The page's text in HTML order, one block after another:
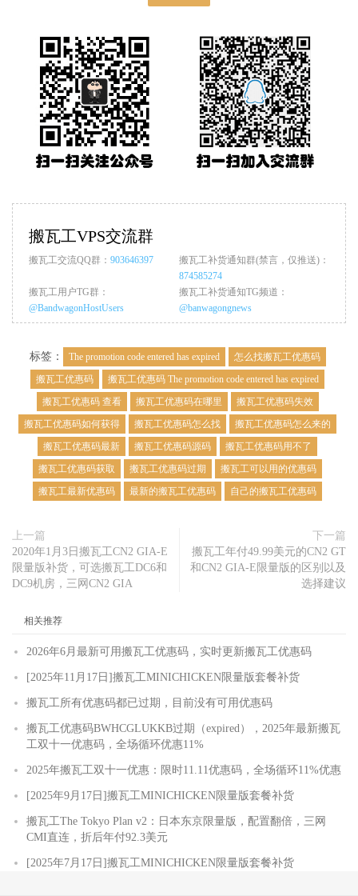
搬瓦工VPS交流群
搬瓦工交流QQ群： 903646397
搬瓦工补货通知群(禁言，仅推送)：
874585274
搬瓦工用户TG群：
@BandwagonHostUsers
搬瓦工补货通知TG频道：
@banwagongnews
标签： The promotion code entered has expired
怎么找搬瓦工优惠码
搬瓦工优惠码
搬瓦工优惠码 The promotion code entered has expired
搬瓦工优惠码 查看
搬瓦工优惠码在哪里
搬瓦工优惠码失效
搬瓦工优惠码如何获得
搬瓦工优惠码怎么找
搬瓦工优惠码怎么来的
搬瓦工优惠码最新
搬瓦工优惠码源码
搬瓦工优惠码用不了
搬瓦工优惠码获取
搬瓦工优惠码过期
搬瓦工可以用的优惠码
搬瓦工最新优惠码
最新的搬瓦工优惠码 自己的搬瓦工优惠码
上一篇
2020年1月3日搬瓦工CN2 GIA-E
限量版补货，可选搬瓦工DC6和
DC9机房，三网CN2 GIA
下一篇
搬瓦工年付49.99美元的CN2 GT
和CN2 GIA-E限量版的区别以及
选择建议
相关推荐
2026年6月最新可用搬瓦工优惠码，实时更新搬瓦工优惠码
[2025年11月17日]搬瓦工MINICHICKEN限量版套餐补货
搬瓦工所有优惠码都已过期，目前没有可用优惠码
搬瓦工优惠码BWHCGLUKKB过期（expired），2025年最新搬瓦
工双十一优惠码，全场循环优惠11%
2025年搬瓦工双十一优惠：限时11.11优惠码，全场循环11%优惠
[2025年9月17日]搬瓦工MINICHICKEN限量版套餐补货
搬瓦工The Tokyo Plan v2：日本东京限量版，配置翻倍，三网
CMI直连，折后年付92.3美元
[2025年7月17日]搬瓦工MINICHICKEN限量版套餐补货